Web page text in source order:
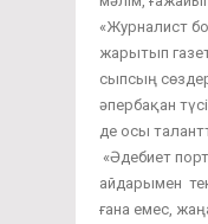
«Журналист
жарытып
сыпсың
әпербақан
де осы
«Әдебиет
айдарымен
ғана емес,